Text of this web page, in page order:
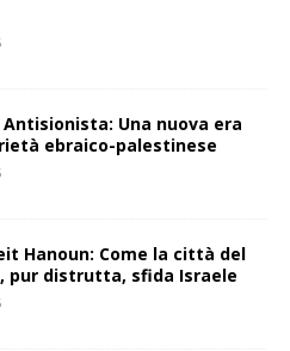
Antisionista: Una nuova era
ebraico-palestinese
Hanoun: Come la città del
pur distrutta, sfida Israele